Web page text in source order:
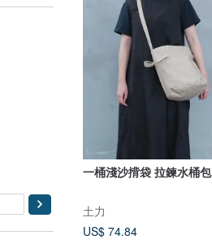
一桶淺沙揹袋 拉鍊水桶包
土力
US$ 74.84